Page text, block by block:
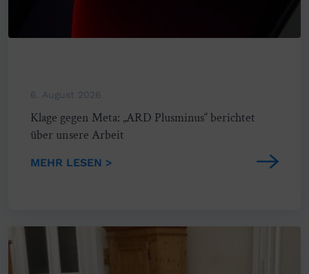
6. August 2026
Klage gegen Meta: „ARD Plusminus“ berichtet
über unsere Arbeit
MEHR LESEN >